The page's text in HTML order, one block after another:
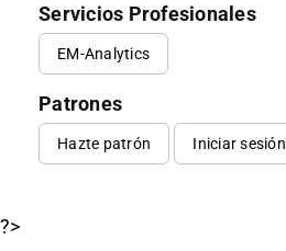
Servicios Profesionales
EM-Analytics
Patrones
Hazte patrón Iniciar sesión
?>